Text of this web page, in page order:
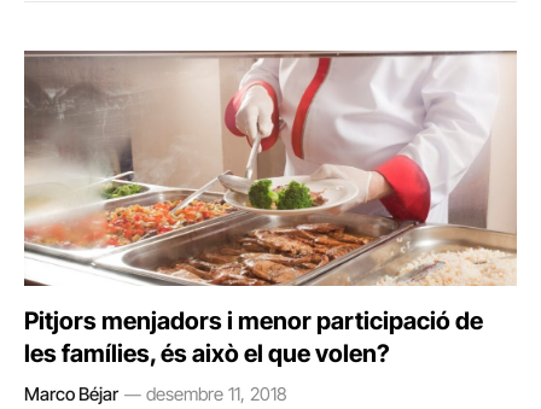
Pitjors menjadors i menor participació de
les famílies, és això el que volen?
Marco Béjar desembre 11, 2018